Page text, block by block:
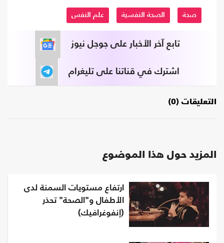
صحة الصحة النفسية علم النفس
تابع آخر الأخبار على جوجل نيوز
اشترك في قناتنا على تليغرام
التعليقات (0)
المزيد حول هذا الموضوع
ارتفاع مستويات السمنة لدى
الأطفال و"الصحة" تحذر
(إنفوغرافيك)